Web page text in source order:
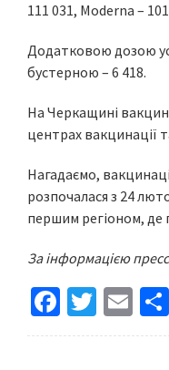
111 031, Moderna –
Додатковою дозою
бустерною – 6 418.
На Черкащині
центрах вакцинації
Нагадаємо,
розпочалася з 24
першим регіоном,
За інформацією
Fa
ce
T
wi
E
m